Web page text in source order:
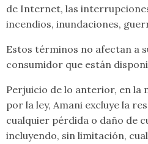
de Internet, las
incendios, inundaciones,
Estos términos no afectan a
consumidor que están
Perjuicio de lo anterior, en la
por la ley, Amani excluye la
cualquier pérdida o daño de
incluyendo, sin limitación,